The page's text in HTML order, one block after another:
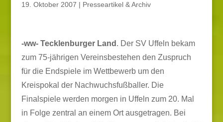
19. Oktober 2007 | Presseartikel & Archiv
-ww- Tecklenburger Land . Der SV Uffeln bekam
zum 75-jährigen Vereinsbestehen den Zuspruch
für die Endspiele im Wettbewerb um den
Kreispokal der Nachwuchsfußballer. Die
Finalspiele werden morgen in Uffeln zum 20. Mal
in Folge zentral an einem Ort ausgetragen. Bei